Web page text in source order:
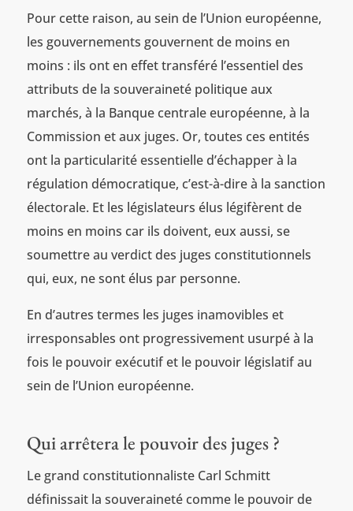
Pour cette raison, au sein de l’Union européenne,
les gouvernements gouvernent de moins en
moins : ils ont en effet transféré l’essentiel des
attributs de la souveraineté politique aux
marchés, à la Banque centrale européenne, à la
Commission et aux juges. Or, toutes ces entités
ont la particularité essentielle d’échapper à la
régulation démocratique, c’est-à-dire à la sanction
électorale. Et les législateurs élus légifèrent de
moins en moins car ils doivent, eux aussi, se
soumettre au verdict des juges constitutionnels
qui, eux, ne sont élus par personne.
En d’autres termes les juges inamovibles et
irresponsables ont progressivement usurpé à la
fois le pouvoir exécutif et le pouvoir législatif au
sein de l’Union européenne.
Qui arrêtera le pouvoir des juges ?
Le grand constitutionnaliste Carl Schmitt
définissait la souveraineté comme le pouvoir de